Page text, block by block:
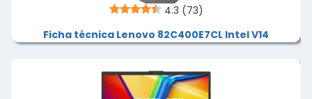
4.3 (73)
Ficha técnica Lenovo 82C400E7CL Intel V14